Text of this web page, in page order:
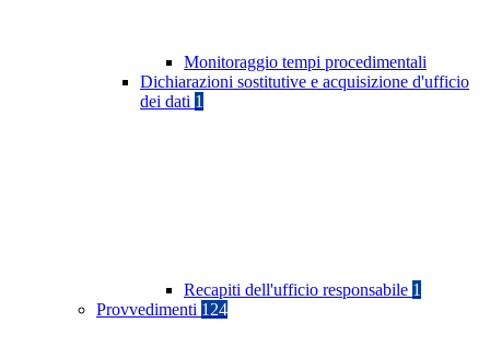
Monitoraggio tempi procedimentali
Dichiarazioni sostitutive e acquisizione d'ufficio
dei dati 1
Recapiti dell'ufficio responsabile 1
Provvedimenti 124